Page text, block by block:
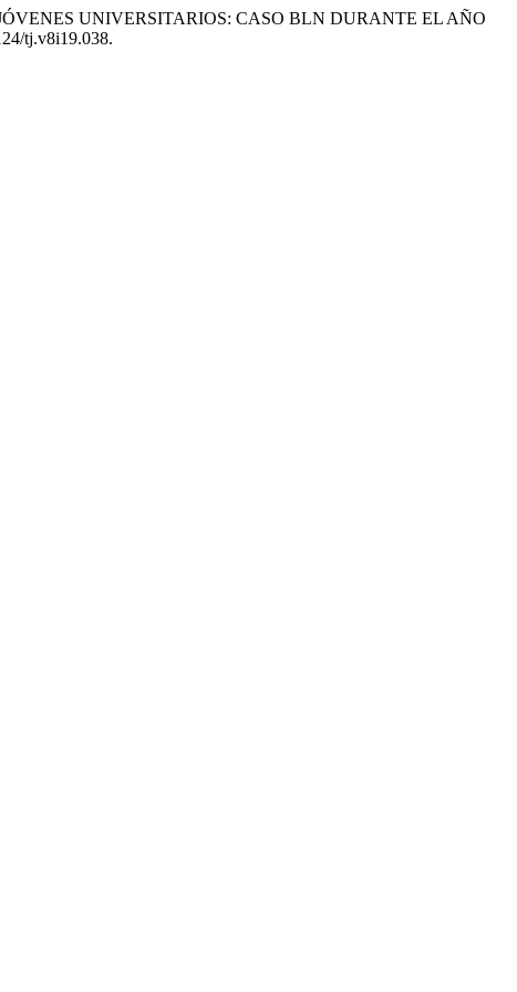
UNIVERSITARIOS: CASO BLN DURANTE EL AÑO
tj.v8i19.038.